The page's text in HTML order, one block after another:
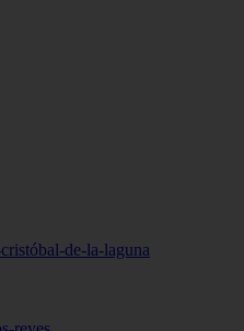
de-la-laguna